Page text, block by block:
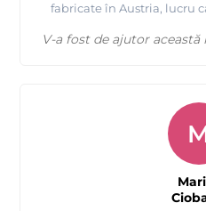
fabricate în Austria, lucru
V-a fost de ajutor această